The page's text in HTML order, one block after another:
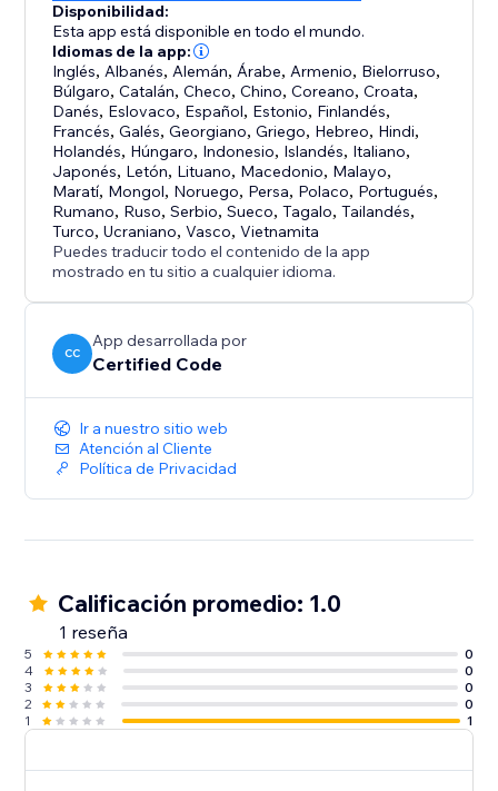
Disponibilidad:
Esta app está disponible en todo el mundo.
Idiomas de la app:
Inglés, Albanés, Alemán, Árabe, Armenio, Bielorruso,
Búlgaro,Catalán,Checo,Chino,Coreano,Croata,
Danés, Eslovaco, Español, Estonio, Finlandés,
Francés,Galés,Georgiano,Griego, Hebreo, Hindi,
Holandés, Húngaro, Indonesio, Islandés, Italiano,
Japonés, Letón, Lituano, Macedonio, Malayo,
Maratí, Mongol, Noruego, Persa, Polaco, Portugués,
Rumano, Ruso,Serbio,Sueco,Tagalo,Tailandés,
Turco,Ucraniano,Vasco,Vietnamita
Puedes traducir todo el contenido de la app
mostrado en tu sitio a cualquier idioma.
CC
App desarrollada por
Certified Code
Ir a nuestro sitio web
Atención al Cliente
Política de Privacidad
Calificación promedio: 1.0
1 reseña
5
0
4
0
3
0
2
0
1
1